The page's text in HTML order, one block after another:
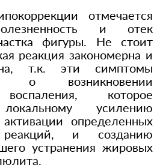
отмечается
и отек
фигуры. Не стоит
реакция закономерна и
т.к. эти симптомы
о возникновении
воспаления, которое
усилению
определенных
реакций, и созданию
устранения жировых